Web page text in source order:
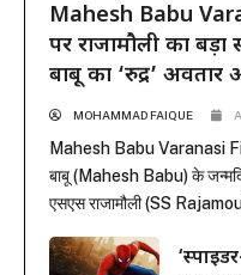
Mahesh Babu
पर राजामौली का बड़ा
बाबू का ‘रुद्र’
MOHAMMAD FAIQUE
Mahesh Babu Varanasi
बाबू (Mahesh Babu) के
एसएस राजामौली (SS
महेश बाबू का मच-अवेटेड फर्स्ट